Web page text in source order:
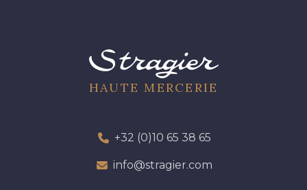
HAUTE MERCERIE
+32 (0)10 65 38 65
info@stragier.com